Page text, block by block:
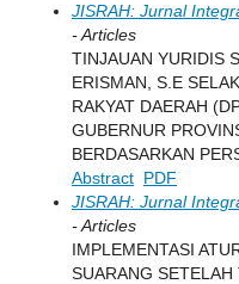
JISRAH: Jurnal
- Articles
TINJAUAN YURIDIS
ERISMAN, S.E
RAKYAT DAERAH
GUBERNUR
BERDASARKAN
Abstract PDF
JISRAH: Jurnal
- Articles
IMPLEMENTASI
SUARANG SETELAH